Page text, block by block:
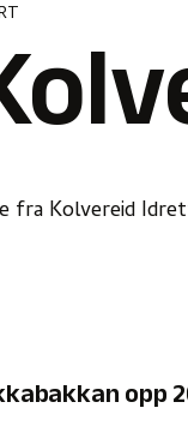
fra Kolvereid
opp